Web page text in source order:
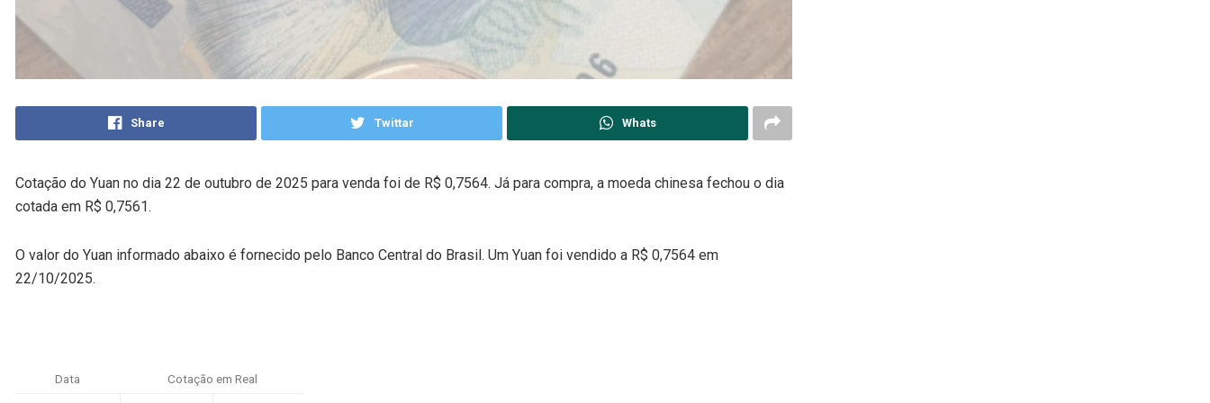
Share Twittar Whats
Cotação do Yuan no dia 22 de outubro de 2025 para venda foi de R$ 0,7564. Já para compra, a moeda chinesa fechou o dia
cotada em R$ 0,7561.
O valor do Yuan informado abaixo é fornecido pelo Banco Central do Brasil. Um Yuan foi vendido a R$ 0,7564 em
22/10/2025.
Data Cotação em Real